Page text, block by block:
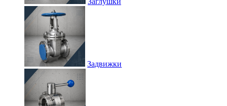
Задвижки